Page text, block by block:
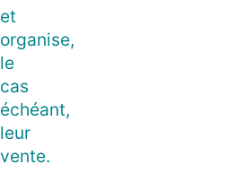
et
organise,
le
cas
échéant,
leur
vente.